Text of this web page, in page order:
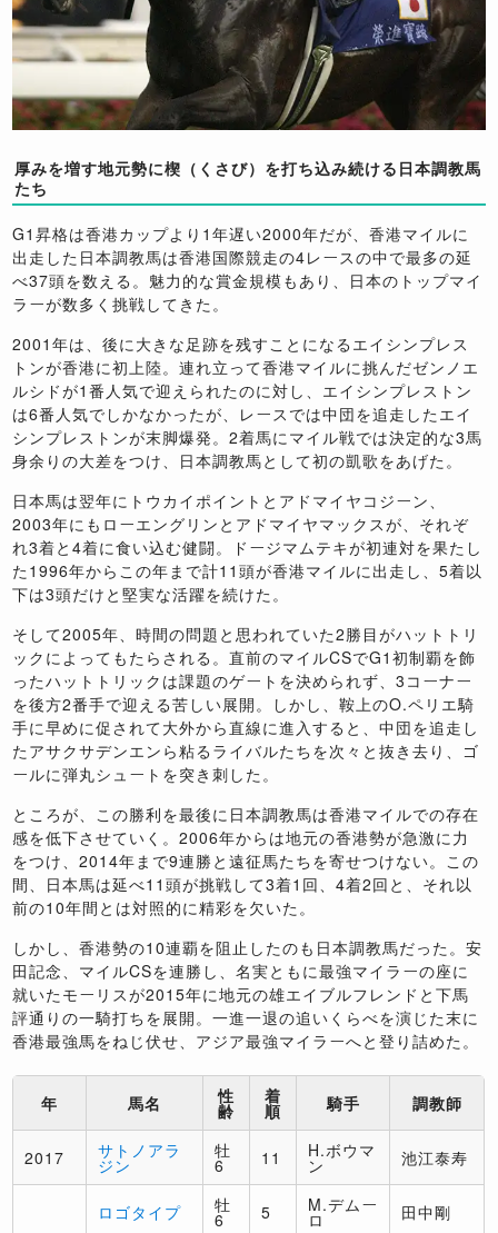
厚みを増す地元勢に楔（くさび）を打ち込み続ける日本調教馬
たち
G1昇格は香港カップより1年遅い2000年だが、香港マイルに
出走した日本調教馬は香港国際競走の4レースの中で最多の延
べ37頭を数える。魅力的な賞金規模もあり、日本のトップマイ
ラーが数多く挑戦してきた。
2001年は、後に大きな足跡を残すことになるエイシンプレス
トンが香港に初上陸。連れ立って香港マイルに挑んだゼンノエ
ルシドが1番人気で迎えられたのに対し、エイシンプレストン
は6番人気でしかなかったが、レースでは中団を追走したエイ
シンプレストンが末脚爆発。2着馬にマイル戦では決定的な3馬
身余りの大差をつけ、日本調教馬として初の凱歌をあげた。
日本馬は翌年にトウカイポイントとアドマイヤコジーン、
2003年にもローエングリンとアドマイヤマックスが、それぞ
れ3着と4着に食い込む健闘。ドージマムテキが初連対を果たし
た1996年からこの年まで計11頭が香港マイルに出走し、5着以
下は3頭だけと堅実な活躍を続けた。
そして2005年、時間の問題と思われていた2勝目がハットトリ
ックによってもたらされる。直前のマイルCSでG1初制覇を飾
ったハットトリックは課題のゲートを決められず、3コーナー
を後方2番手で迎える苦しい展開。しかし、鞍上のO.ペリエ騎
手に早めに促されて大外から直線に進入すると、中団を追走し
たアサクサデンエンら粘るライバルたちを次々と抜き去り、ゴ
ールに弾丸シュートを突き刺した。
ところが、この勝利を最後に日本調教馬は香港マイルでの存在
感を低下させていく。2006年からは地元の香港勢が急激に力
をつけ、2014年まで9連勝と遠征馬たちを寄せつけない。この
間、日本馬は延べ11頭が挑戦して3着1回、4着2回と、それ以
前の10年間とは対照的に精彩を欠いた。
しかし、香港勢の10連覇を阻止したのも日本調教馬だった。安
田記念、マイルCSを連勝し、名実ともに最強マイラーの座に
就いたモーリスが2015年に地元の雄エイブルフレンドと下馬
評通りの一騎打ちを展開。一進一退の追いくらべを演じた末に
香港最強馬をねじ伏せ、アジア最強マイラーへと登り詰めた。
年 馬名 性
齢
着
順 騎手 調教師
2017 サトノアラ
ジン
牡
6 11 H.ボウマ
ン 池江泰寿
ロゴタイプ 牡
6 5 M.デムー
ロ 田中剛